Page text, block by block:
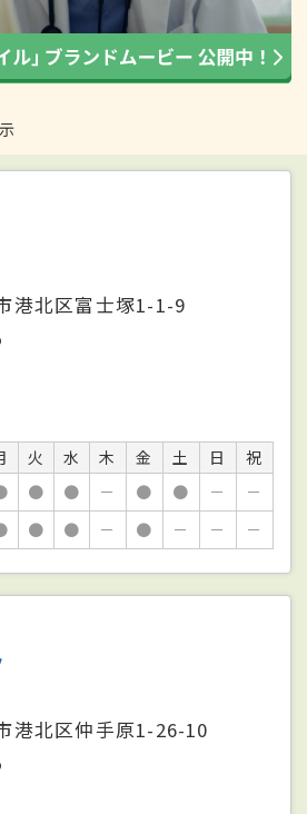
港北区富士塚1-1-9
火 水 木 金 土 日
祝
● ● － ● ● －
－
● ● － ● － － －
港北区仲手原1-26-10